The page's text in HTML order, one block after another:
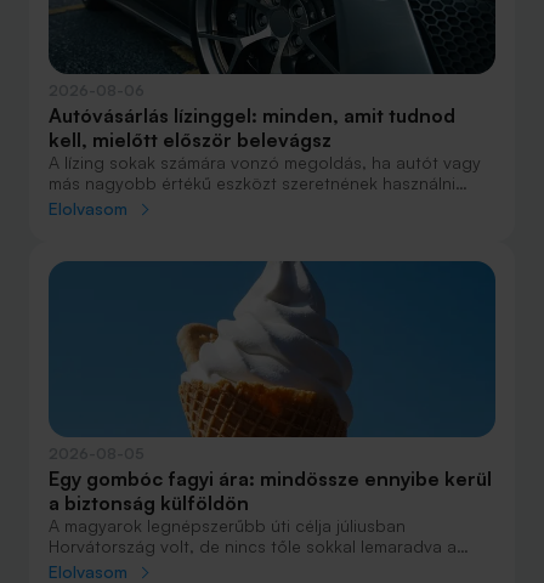
Autóvásárlás lízinggel: minden, amit tudnod
kell, mielőtt először belevágsz
A lízing sokak számára vonzó megoldás, ha autót vagy
más nagyobb értékű eszközt szeretnének használni
anélkül, hogy azt egy összegben ki kellene fizetniük.
fogalmak közül, amelyekkel biztosan találkozol.
Elolvasom
Egy gombóc fagyi ára: mindössze ennyibe kerül
a biztonság külföldön
A magyarok legnépszerűbb úti célja júliusban
Horvátország volt, de nincs tőle sokkal lemaradva a
júniust megnyerő Olaszország sem. A tengerparti
Elolvasom